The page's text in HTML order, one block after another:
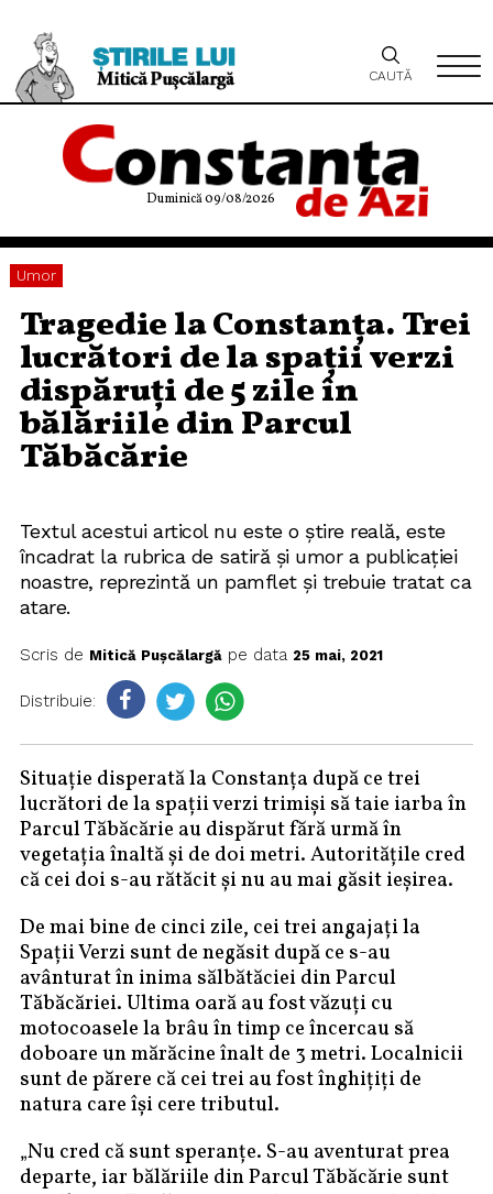
Duminică 09/08/2026
CAUTĂ
Umor
Tragedie la Constanța. Trei
lucrători de la spații verzi
dispăruți de 5 zile în
bălăriile din Parcul
Tăbăcărie
Textul acestui articol nu este o ştire reală, este
încadrat la rubrica de satiră şi umor a publicaţiei
noastre, reprezintă un pamflet și trebuie tratat ca
atare.
Scris de Mitică Pușcălargăpe data 25 mai, 2021
Distribuie:
Situație disperată la Constanța după ce trei
lucrători de la spații verzi trimiși să taie iarba în
Parcul Tăbăcărie au dispărut fără urmă în
vegetația înaltă și de doi metri. Autoritățile cred
că cei doi s-au rătăcit și nu au mai găsit ieșirea.
De mai bine de cinci zile, cei trei angajați la
Spații Verzi sunt de negăsit după ce s-au
avânturat în inima sălbătăciei din Parcul
Tăbăcăriei. Ultima oară au fost văzuți cu
motocoasele la brâu în timp ce încercau să
doboare un mărăcine înalt de 3 metri. Localnicii
sunt de părere că cei trei au fost înghițiți de
natura care își cere tributul.
„Nu cred că sunt speranțe. S-au aventurat prea
departe, iar bălăriile din Parcul Tăbăcărie sunt